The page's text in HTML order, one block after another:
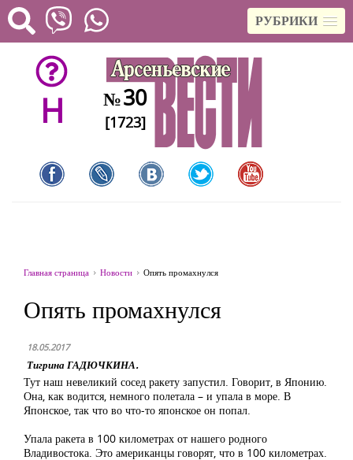
РУБРИКИ
H №30
[1723]
Главная страница Новости Опять промахнулся
Опять промахнулся
18.05.2017
Тигрина ГАДЮЧКИНА.
Тут наш невеликий сосед ракету запустил. Говорит, в Японию.
Она, как водится, немного полетала – и упала в море. В
Японское, так что во что-то японское он попал.
Упала ракета в 100 километрах от нашего родного
Владивостока. Это американцы говорят, что в 100 километрах.